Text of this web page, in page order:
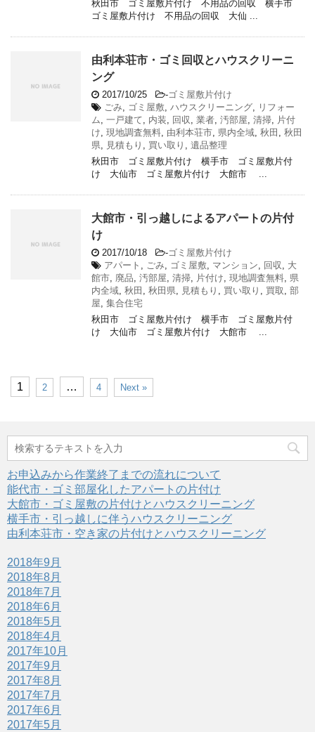
秋田市 ゴミ屋敷片付け 不用品の回収 横手市
ゴミ屋敷片付け 不用品の回収 大仙 ...
由利本荘市・ゴミ回収とハウスクリーニ
ング
2017/10/25 -ゴミ屋敷片付け
ごみ
ゴミ屋敷 ハウスクリーニング
リフォー
ム
一戸建て 内装 回収 業者 汚部屋 清掃
片付
け 現地調査無料 由利本荘市 県内全域 秋田
秋田
県
見積もり 買い取り
遺品整理
秋田市 ゴミ屋敷片付け 横手市 ゴミ屋敷片付
け 大仙市 ゴミ屋敷片付け 大館市 ...
大館市・引っ越しによるアパートの片付
け
2017/10/18 -ゴミ屋敷片付け
アパート
ごみ ゴミ屋敷 マンション 回収
大
館市 廃品 汚部屋 清掃 片付け 現地調査無料 県
内全域 秋田 秋田県 見積もり 買い取り 買取
部
屋 集合住宅
秋田市 ゴミ屋敷片付け 横手市 ゴミ屋敷片付
け 大仙市 ゴミ屋敷片付け 大館市 ...
1 2 … 4 Next »
お申込みから作業終了までの流れについて
能代市・ゴミ部屋化したアパートの片付け
大館市・ゴミ屋敷の片付けとハウスクリーニング
横手市・引っ越しに伴うハウスクリーニング
由利本荘市・空き家の片付けとハウスクリーニング
2018年9月
2018年8月
2018年7月
2018年6月
2018年5月
2018年4月
2017年10月
2017年9月
2017年8月
2017年7月
2017年6月
2017年5月